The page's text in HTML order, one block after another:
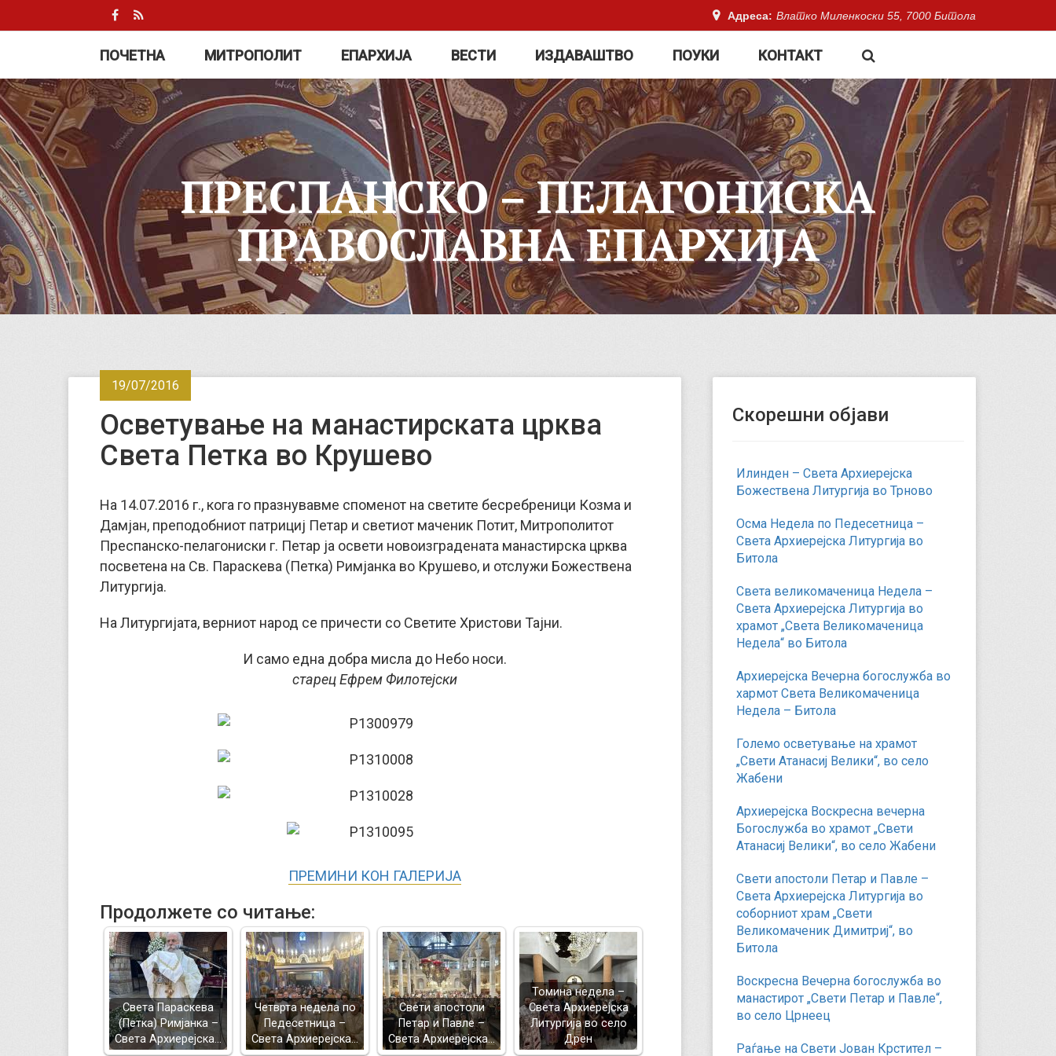
Адреса: Влатко Миленкоски 55, 7000 Битола
ПОЧЕТНА МИТРОПОЛИТ ЕПАРХИЈА ВЕСТИ ИЗДАВАШТВО ПОУКИ КОНТАКТ
ПРЕСПАНСКО – ПЕЛАГОНИСКА
ПРАВОСЛАВНА ЕПАРХИЈА
19/07/2016
Осветување на манастирската црква
Света Петка во Крушево
На 14.07.2016 г., кога го празнувавме споменот на светите бесребреници Козма и
Дамјан, преподобниот патрициј Петар и светиот маченик Потит, Митрополитот
Преспанско-пелагониски г. Петар ја освети новоизградената манастирска црква
посветена на Св. Параскева (Петка) Римјанка во Крушево, и отслужи Божествена
Литургија.
На Литургијата, верниот народ се причести со Светите Христови Тајни.
И само една добра мисла до Небо носи.
старец Ефрем Филотејски
ПРЕМИНИ КОН ГАЛЕРИЈА
Продолжете со читање:
Света Параскева
(Петка) Римјанка –
Света Архиерејска…
Четврта недела по
Педесетница –
Света Архиерејска…
Свети апостоли
Петар и Павле –
Света Архиерејска…
Томина недела –
Света Архиерејска
Литургија во село
Дрен
Скорешни објави
Илинден – Света Архиерејска
Божествена Литургија во Трново
Осма Недела по Педесетница –
Света Архиерејска Литургија во
Битола
Света великомаченица Недела –
Света Архиерејска Литургија во
храмот „Света Великомаченица
Недела“ во Битола
Архиерејска Вечерна богослужба во
хармот Света Великомаченица
Недела – Битола
Големо осветување на храмот
„Свети Атанасиј Велики“, во село
Жабени
Архиерејска Воскресна вечерна
Богослужба во храмот „Свети
Атанасиј Велики“, во село Жабени
Свети апостоли Петар и Павле –
Света Архиерејска Литургија во
соборниот храм „Свети
Великомаченик Димитриј“, во
Битола
Воскресна Вечерна богослужба во
манастирот „Свети Петар и Павле“,
во село Црнеец
Раѓање на Свети Јован Крстител –